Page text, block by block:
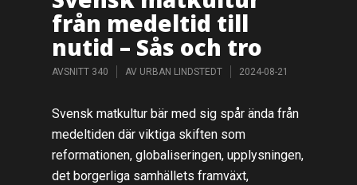
från medeltid till
nutid – Sås och tro
AVSNITT 340 AV URBAN LINDSTEDT 2024-08-21
Svensk matkultur bär med sig spår ända från
medeltiden där viktiga skiften som
reformationen, globaliseringen, upplysningen,
det borgerliga samhällets framväxt,